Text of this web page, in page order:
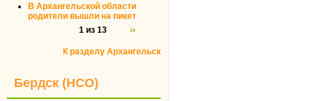
В Архангельской области
родители вышли на пикет
1 из 13
››
К разделу Архангельск
Бердск (НСО)